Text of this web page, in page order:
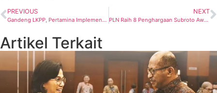
PREVIOUS
Gandeng LKPP, Pertamina Implementasikan Aplikasi E-Katalog
NEXT
PLN Raih 8 Penghargaan Subroto Award 2023 dari Kementerian ESDM
Artikel Terkait